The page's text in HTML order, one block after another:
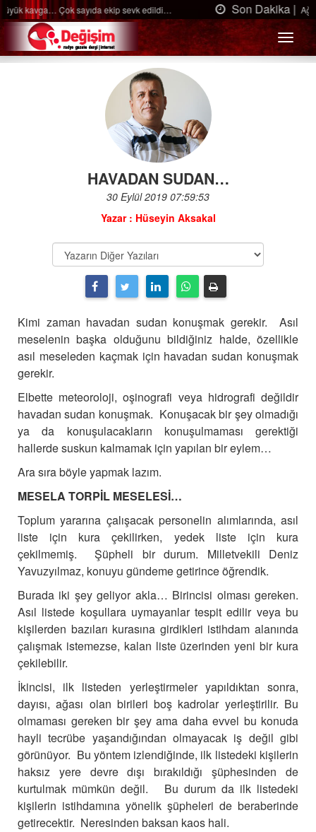
Son Dakika |Ağaçtan düştü…
Menü
HAVADAN SUDAN…
30 Eylül 2019 07:59:53
Yazar : Hüseyin Aksakal
Kimi zaman havadan sudan konuşmak gerekir. Asıl
meselenin başka olduğunu bildiğiniz halde, özellikle
asıl meseleden kaçmak için havadan sudan konuşmak
gerekir.
Elbette meteoroloji, oşinografi veya hidrografi değildir
havadan sudan konuşmak. Konuşacak bir şey olmadığı
ya da konuşulacakların konuşulmaması gerektiği
hallerde suskun kalmamak için yapılan bir eylem…
Ara sıra böyle yapmak lazım.
MESELA TORPİL MESELESİ…
Toplum yararına çalışacak personelin alımlarında, asıl
liste için kura çekilirken, yedek liste için kura
çekilmemiş. Şüpheli bir durum. Milletvekili Deniz
Yavuzyılmaz, konuyu gündeme getirince öğrendik.
Burada iki şey geliyor akla… Birincisi olması gereken.
Asıl listede koşullara uymayanlar tespit edilir veya bu
kişilerden bazıları kurasına girdikleri istihdam alanında
çalışmak istemezse, kalan liste üzerinden yeni bir kura
çekilebilir.
İkincisi, ilk listeden yerleştirmeler yapıldıktan sonra,
dayısı, ağası olan birileri boş kadrolar yerleştirilir. Bu
olmaması gereken bir şey ama daha evvel bu konuda
hayli tecrübe yaşandığından olmayacak iş değil gibi
görünüyor. Bu yöntem izlendiğinde, ilk listedeki kişilerin
haksız yere devre dışı bırakıldığı şüphesinden de
kurtulmak mümkün değil. Bu durum da ilk listedeki
kişilerin istihdamına yönelik şüpheleri de beraberinde
getirecektir. Neresinden baksan kaos hali.